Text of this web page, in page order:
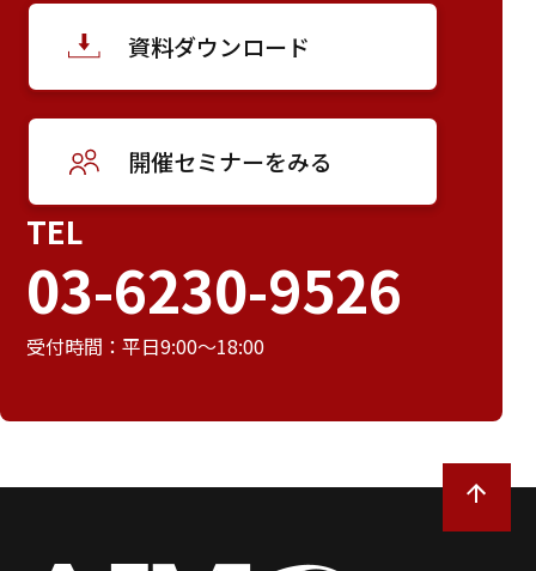
資料ダウンロード
開催セミナーをみる
TEL
03-6230-9526
受付時間：平日9:00～18:00